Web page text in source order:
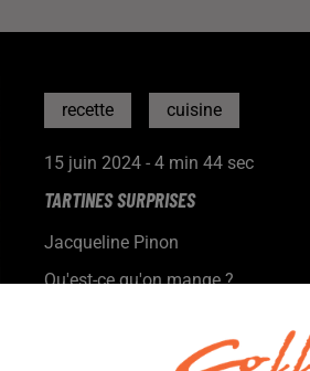
recette cuisine
15 juin 2024 - 4 min 44 sec
TARTINES SURPRISES
Jacqueline Pinon
Qu'est-ce qu'on mange ?